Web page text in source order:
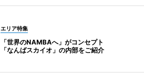
エリア特集
「世界のNAMBAへ」がコンセプト
「なんばスカイオ」の内部をご紹介